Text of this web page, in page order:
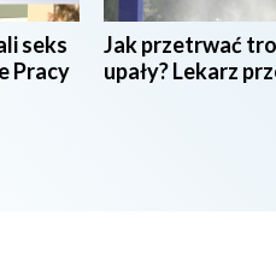
seks
Pracy
Jak przetrwać
upały? Lekarz